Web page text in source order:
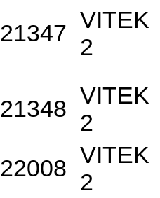
21347 VITEK
2
21348 VITEK
2
22008 VITEK
2